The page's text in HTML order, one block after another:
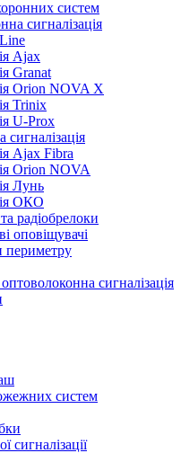
систем
сигналізація
Ajax
Granat
Orion NOVA X
Trinix
U-Prox
Ajax Fibra
Orion NOVA
Лунь
ОКО
радіобрелоки
оповіщувачі
периметру
сигналізація
систем
сигналізації